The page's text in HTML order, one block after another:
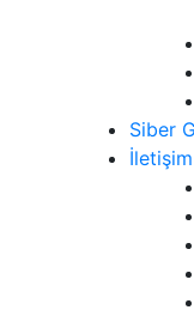
Siber
İletişim